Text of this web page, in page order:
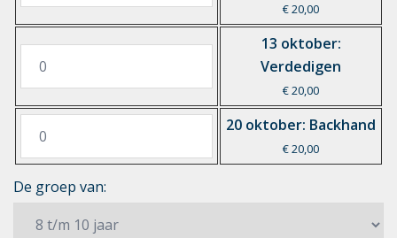
€ 20,00
13 oktober:
Verdedigen
€ 20,00
20 oktober: Backhand
€ 20,00
De groep van: